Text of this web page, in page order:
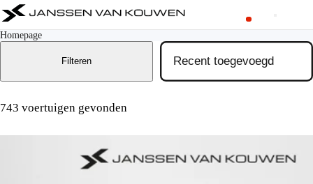
Homepage
743 voertuigen gevonden
Filteren